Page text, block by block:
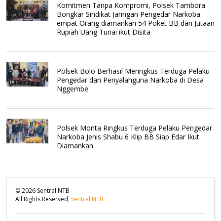
Komitmen Tanpa Kompromi, Polsek Tambora
Bongkar Sindikat Jaringan Pengedar Narkoba
empat Orang diamankan 54 Poket BB dan Jutaan
Rupiah Uang Tunai ikut Disita
Polsek Bolo Berhasil Meringkus Terduga Pelaku
Pengedar dan Penyalahguna Narkoba di Desa
Nggembe
Polsek Monta Ringkus Terduga Pelaku Pengedar
Narkoba Jenis Shabu 6 Klip BB Siap Edar Ikut
Diamankan
©2026 Sentral NTB
All Rights Reserved, Sentral NTB